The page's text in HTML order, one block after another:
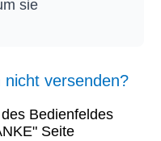
sie
versenden?
Bedienfeldes
Seite